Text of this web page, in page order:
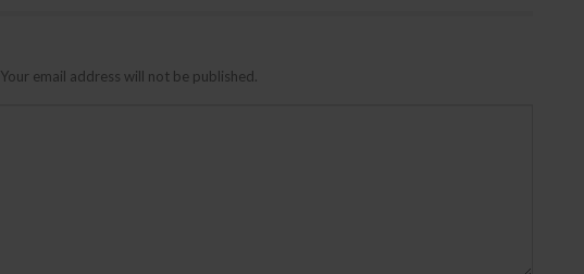
Your email address will not be published.